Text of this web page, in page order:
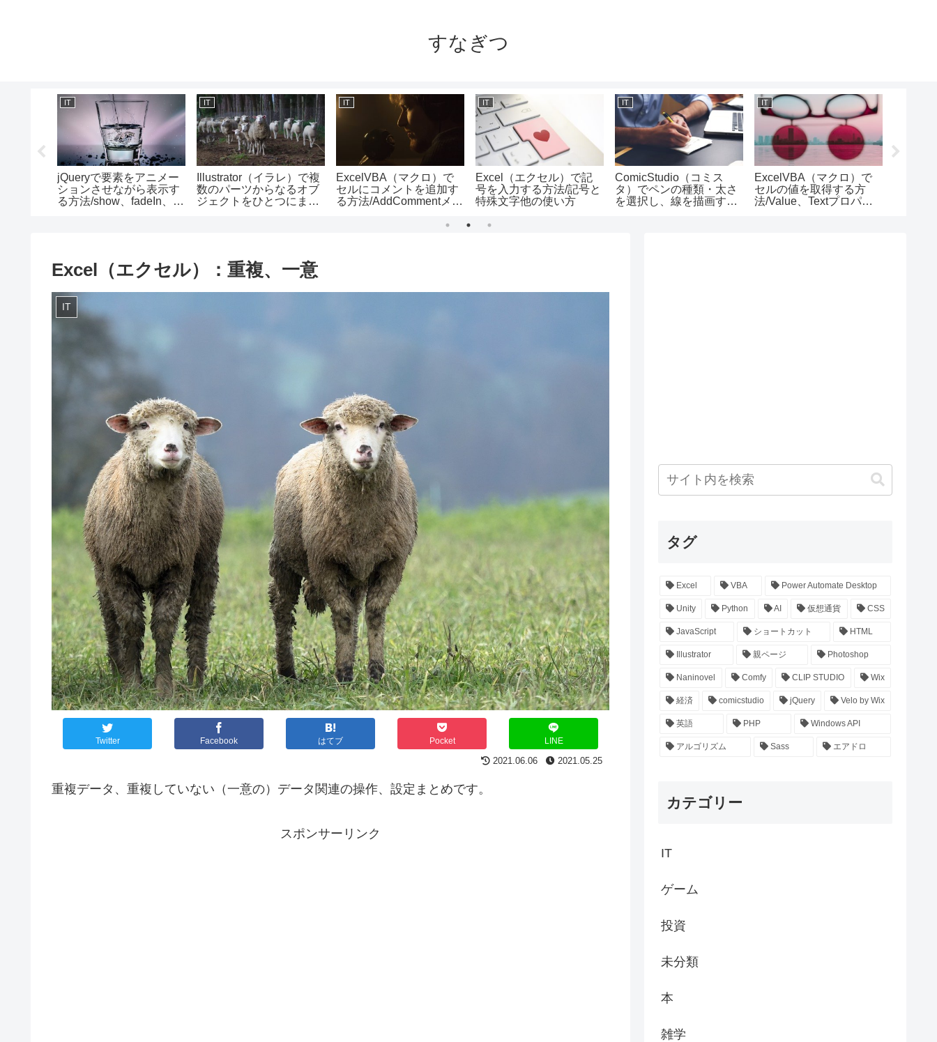
すなぎつ
IT
jQueryで要素をアニメー
ションさせながら表示す
る方法/show、fadeIn、
IT
Illustrator（イラレ）で複
数のパーツからなるオブ
ジェクトをひとつにまと
IT
ExcelVBA（マクロ）で
セルにコメントを追加す
る方法/AddCommentメソ
IT
Excel（エクセル）で記
号を入力する方法/記号と
特殊文字他の使い方
IT
ComicStudio（コミス
タ）でペンの種類・太さ
を選択し、線を描画する
IT
ExcelVBA（マクロ）で
セルの値を取得する方
法/Value、Textプロパテ
Excel（エクセル）：重複、一意
IT
Twitter Facebook はてブ Pocket LINE
2021.06.06 2021.05.25
重複データ、重複していない（一意の）データ関連の操作、設定まとめです。
スポンサーリンク
タグ
Excel VBA Power Automate Desktop
Unity Python AI 仮想通貨 CSS
JavaScript ショートカット HTML
Illustrator 親ページ Photoshop
Naninovel Comfy CLIP STUDIO Wix
経済 comicstudio jQuery Velo by Wix
英語 PHP Windows API
アルゴリズム Sass エアドロ
カテゴリー
IT
ゲーム
投資
未分類
本
雑学